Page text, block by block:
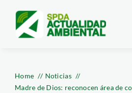
content
Home
Noticias
Madre de Dios: reconocen área de